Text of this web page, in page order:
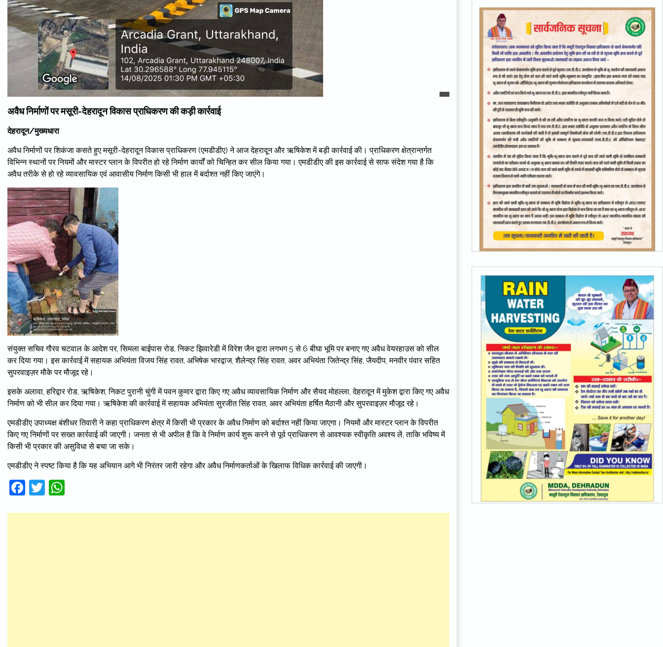
अवैध निर्माणों पर मसूरी-देहरादून विकास प्राधिकरण की कड़ी कार्रवाई
देहरादून/मुख्यधारा
अवैध निर्माणों पर शिकंजा कसते हुए मसूरी-देहरादून विकास प्राधिकरण (एमडीडीए) ने आज देहरादून और ऋषिकेश में बड़ी कार्रवाई की। प्राधिकरण क्षेत्रान्तर्गत
विभिन्न स्थानों पर नियमों और मास्टर प्लान के विपरीत हो रहे निर्माण कार्यों को चिन्हित कर सील किया गया। एमडीडीए की इस कार्रवाई से साफ संदेश गया है कि
अवैध तरीके से हो रहे व्यावसायिक एवं आवासीय निर्माण किसी भी हाल में बर्दाश्त नहीं किए जाएंगे।
संयुक्त सचिव गौरव चटवाल के आदेश पर, सिमला बाईपास रोड, निकट झिवारेडी में विरेश जैन द्वारा लगभग 5 से 6 बीघा भूमि पर बनाए गए अवैध वेयरहाउस को सील
कर दिया गया। इस कार्रवाई में सहायक अभियंता विजय सिंह रावत, अभिषेक भारद्वाज, शैलेन्द्र सिंह रावत, अवर अभियंता जितेन्द्र सिंह, जैयदीप, मनवीर पंवार सहित
सुपरवाइज़र मौके पर मौजूद रहे।
इसके अलावा, हरिद्वार रोड, ऋषिकेश, निकट पुरानी चुंगी में पवन कुमार द्वारा किए गए अवैध व्यावसायिक निर्माण और सैयद मोहल्ला, देहरादून में मुकेश द्वारा किए गए अवैध
निर्माण को भी सील कर दिया गया। ऋषिकेश की कार्रवाई में सहायक अभियंता सुरजीत सिंह रावत, अवर अभियंता हर्षित मैठानी और सुपरवाइज़र मौजूद रहे।
एमडीडीए उपाध्यक्ष बंशीधर तिवारी ने कहा प्राधिकरण क्षेत्र में किसी भी प्रकार के अवैध निर्माण को बर्दाश्त नहीं किया जाएगा। नियमों और मास्टर प्लान के विपरीत
किए गए निर्माणों पर सख्त कार्रवाई की जाएगी। जनता से भी अपील है कि वे निर्माण कार्य शुरू करने से पूर्व प्राधिकरण से आवश्यक स्वीकृति अवश्य लें, ताकि भविष्य में
किसी भी प्रकार की असुविधा से बचा जा सके।
एमडीडीए ने स्पष्ट किया है कि यह अभियान आगे भी निरंतर जारी रहेगा और अवैध निर्माणकर्ताओं के खिलाफ विधिक कार्रवाई की जाएगी।
Facebook
Twitter